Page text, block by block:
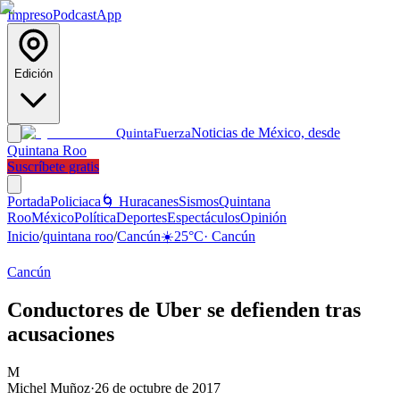
ImpresoPodcastApp
Edición
QuintaFuerzaNoticias de México, desde
Quintana Roo
Suscríbete gratis
PortadaPoliciaca 🌀 HuracanesSismosQuintana
RooMéxicoPolíticaDeportesEspectáculosOpinión
Inicio/quintana roo/Cancún☀️25°C· Cancún
Cancún
Conductores de Uber se defienden tras
acusaciones
M
Michel Muñoz·26 de octubre de 2017